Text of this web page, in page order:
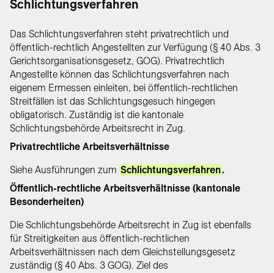
Schlichtungsverfahren
Das Schlichtungsverfahren steht privatrechtlich und
öffentlich-rechtlich Angestellten zur Verfügung (§ 40 Abs. 3
Gerichtsorganisationsgesetz, GOG). Privatrechtlich
Angestellte können das Schlichtungsverfahren nach
eigenem Ermessen einleiten, bei öffentlich-rechtlichen
Streitfällen ist das Schlichtungsgesuch hingegen
obligatorisch. Zuständig ist die kantonale
Schlichtungsbehörde Arbeitsrecht in Zug.
Privatrechtliche Arbeitsverhältnisse
Siehe Ausführungen zum Schlichtungsverfahren.
Öffentlich-rechtliche Arbeitsverhältnisse (kantonale
Besonderheiten)
Die Schlichtungsbehörde Arbeitsrecht in Zug ist ebenfalls
für Streitigkeiten aus öffentlich-rechtlichen
Arbeitsverhältnissen nach dem Gleichstellungsgesetz
zuständig (§ 40 Abs. 3 GOG). Ziel des